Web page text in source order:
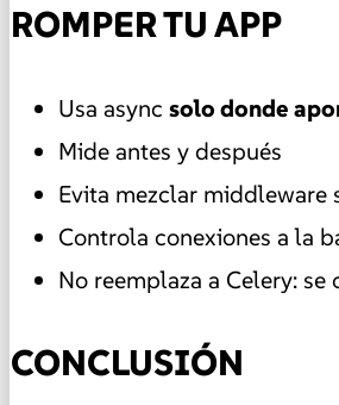
ROMPER TU APP
Usa async solo donde
Mide antes y después
Evita mezclar middleware
Controla conexiones a la
No reemplaza a Celery:
CONCLUSIÓN